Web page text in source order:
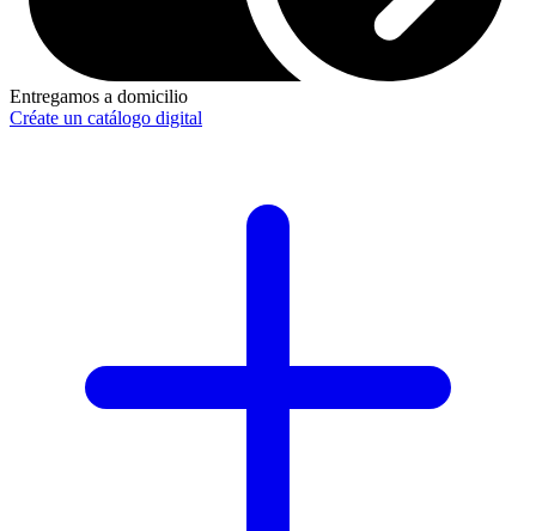
Entregamos a domicilio
Créate un catálogo digital